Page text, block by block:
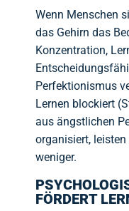
Wenn Menschen
das Gehirn das
Konzentration,
Perfektionismus
Lernen blockiert
aus ängstlichen
organisiert,
weniger.
FÖRDERT